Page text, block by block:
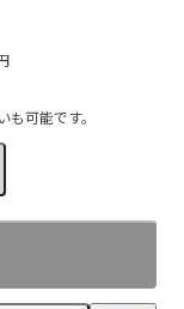
可能です。